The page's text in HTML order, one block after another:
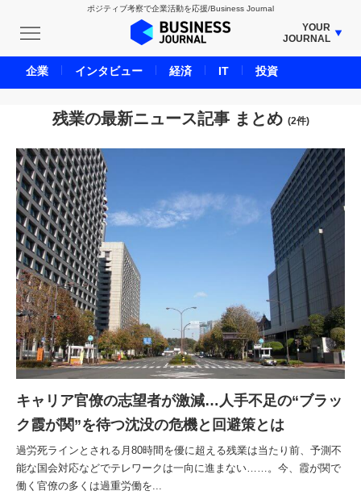
ポジティブ考察で企業活動を応援/Business Journal
YOUR
JOURNAL
BUSINESS JOURNAL
UNICORN JOURNAL
CARBON CREDITS JOURNAL
ENERGY MANAGEMENT JOURNAL
LIFE ENDING JOURNAL
REAL ESTATE BROKERAGE JOURNAL
SMART MARKETING JOURNAL
BPaaS JOURNAL
ADOPTABLE DOG JOURNAL
残業の最新ニュース記事 まとめ (2件)
キャリア官僚の志望者が激減…人手不足の“ブラッ
ク霞が関”を待つ沈没の危機と回避策とは
過労死ラインとされる月80時間を優に超える残業は当たり前、予測不
能な国会対応などでテレワークは一向に進まない……。今、霞が関で
働く官僚の多くは過重労働を...
企業 インタビュー 経済 IT 投資